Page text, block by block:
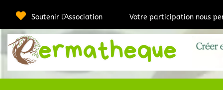
Soutenir l’Association Votre participation nous